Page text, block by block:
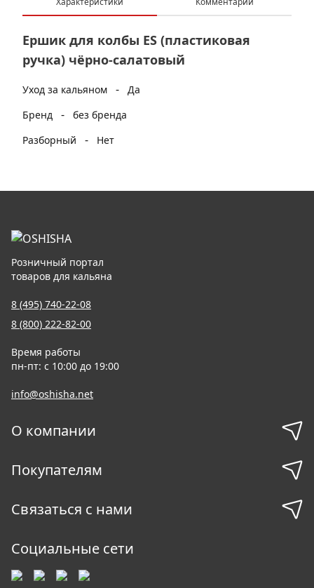
Ершик для колбы ES (пластиковая
ручка) чёрно-салатовый
Уход за кальяном - Да
Бренд
- без бренда
Разборный
- Нет
Розничный портал
товаров для кальяна
8 (495) 740-22-08
8 (800) 222-82-00
Время работы
пн-пт: с 10:00 до 19:00
info@oshisha.net
О компании
Покупателям
Связаться с нами
Социальные сети